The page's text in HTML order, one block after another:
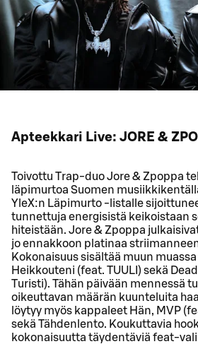
Apteekkari Live: JORE &
Toivottu Trap-duo Jore & Zpoppa
läpimurtoa Suomen
YleX:n Läpimurto -listalle
tunnettuja energisistä keikoistaan
hiteistään. Jore & Zpoppa
jo ennakkoon platinaa
Kokonaisuus sisältää muun
Heikkouteni (feat. TUULI) sekä
Turisti). Tähän päivään mennessä
oikeuttavan määrän kuunteluita
löytyy myös kappaleet Hän, MVP
sekä Tähdenlento. Koukuttavia
kokonaisuutta täydentäviä feat-